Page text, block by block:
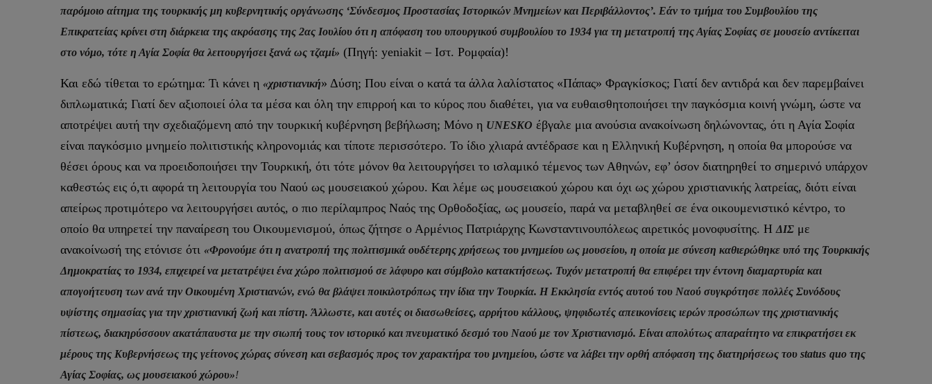
παρόμοιο αίτημα της τουρκικής μη κυβερνητικής οργάνωσης ‘Σύνδεσμος Προστασίας Ιστορικών Μνημείων και Περιβάλλοντος’. Εάν το τμήμα του Συμβουλίου της
Επικρατείας κρίνει στη διάρκεια της ακρόασης της 2ας Ιουλίου ότι η απόφαση του υπουργικού συμβουλίου το 1934 για τη μετατροπή της Αγίας Σοφίας σε μουσείο αντίκειται
στο νόμο, τότε η Αγία Σοφία θα λειτουργήσει ξανά ως τζαμί» (Πηγή: yeniakit – Ιστ. Ρομφαία)!
Και εδώ τίθεται το ερώτημα: Τι κάνει η «χριστιανική» Δύση; Που είναι ο κατά τα άλλα λαλίστατος «Πάπας» Φραγκίσκος; Γιατί δεν αντιδρά και δεν παρεμβαίνει
διπλωματικά; Γιατί δεν αξιοποιεί όλα τα μέσα και όλη την επιρροή και το κύρος που διαθέτει, για να ευθαισθητοποιήσει την παγκόσμια κοινή γνώμη, ώστε να
αποτρέψει αυτή την σχεδιαζόμενη από την τουρκική κυβέρνηση βεβήλωση; Μόνο η UNESKO έβγαλε μια ανούσια ανακοίνωση δηλώνοντας, ότι η Αγία Σοφία
είναι παγκόσμιο μνημείο πολιτιστικής κληρονομιάς και τίποτε περισσότερο. Το ίδιο χλιαρά αντέδρασε και η Ελληνική Κυβέρνηση, η οποία θα μπορούσε να
θέσει όρους και να προειδοποιήσει την Τουρκική, ότι τότε μόνον θα λειτουργήσει το ισλαμικό τέμενος των Αθηνών, εφ’ όσον διατηρηθεί το σημερινό υπάρχον
καθεστώς εις ό,τι αφορά τη λειτουργία του Ναού ως μουσειακού χώρου. Και λέμε ως μουσειακού χώρου και όχι ως χώρου χριστιανικής λατρείας, διότι είναι
απείρως προτιμότερο να λειτουργήσει αυτός, ο πιο περίλαμπρος Ναός της Ορθοδοξίας, ως μουσείο, παρά να μεταβληθεί σε ένα οικουμενιστικό κέντρο, το
οποίο θα υπηρετεί την παναίρεση του Οικουμενισμού, όπως ζήτησε ο Αρμένιος Πατριάρχης Κωνσταντινουπόλεως αιρετικός μονοφυσίτης. ΗΔΙΣ με
ανακοίνωσή της ετόνισε ότι «Φρονούμε ότι η ανατροπή της πολιτισμικά ουδέτερης χρήσεως του μνημείου ως μουσείου, η οποία με σύνεση καθιερώθηκε υπό της Τουρκικής
Δημοκρατίας το 1934, επιχειρεί να μετατρέψει ένα χώρο πολιτισμού σε λάφυρο και σύμβολο κατακτήσεως. Τυχόν μετατροπή θα επιφέρει την έντονη διαμαρτυρία και
απογοήτευση των ανά την Οικουμένη Χριστιανών, ενώ θα βλάψει ποικιλοτρόπως την ίδια την Τουρκία. Η Εκκλησία εντός αυτού του Ναού συγκρότησε πολλές Συνόδους
υψίστης σημασίας για την χριστιανική ζωή και πίστη. Άλλωστε, και αυτές οι διασωθείσες, αρρήτου κάλλους, ψηφιδωτές απεικονίσεις ιερών προσώπων της χριστιανικής
πίστεως, διακηρύσσουν ακατάπαυστα με την σιωπή τους τον ιστορικό και πνευματικό δεσμό του Ναού με τον Χριστιανισμό. Είναι απολύτως απαραίτητο να επικρατήσει εκ
μέρους της Κυβερνήσεως της γείτονος χώρας σύνεση και σεβασμός προς τον χαρακτήρα του μνημείου, ώστε να λάβει την ορθή απόφαση της διατηρήσεως του status quo της
Αγίας Σοφίας, ως μουσειακού χώρου»!